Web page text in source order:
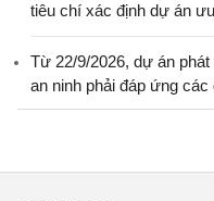
tiêu chí xác định dự án
Từ 22/9/2026, dự án
an ninh phải đáp ứng